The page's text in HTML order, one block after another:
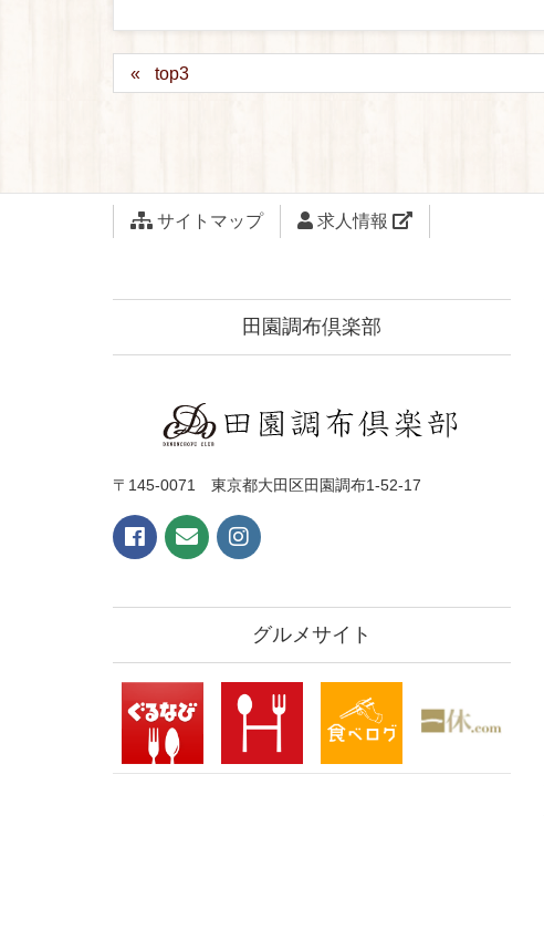
top3
サイトマップ 求人情報
田園調布倶楽部
〒145-0071 東京都大田区田園調布1-52-17
グルメサイト